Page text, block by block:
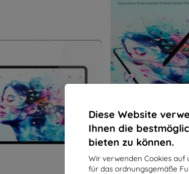
Diese Website
Ihnen die
bieten zu können.
Wir verwenden Cookies auf
für das ordnungsgemäße